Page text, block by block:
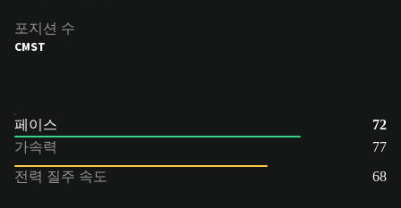
포지션 수
CMST
페이스
72
가속력
77
전력 질주 속도
68